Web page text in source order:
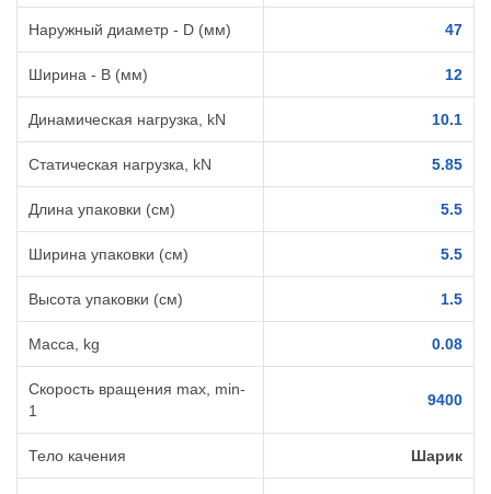
Наружный диаметр - D (мм) 47
Ширина - B (мм) 12
Динамическая нагрузка, kN 10.1
Статическая нагрузка, kN 5.85
Длина упаковки (см) 5.5
Ширина упаковки (см) 5.5
Высота упаковки (см) 1.5
Масса, kg 0.08
Cкорость вращения max, min-
1
9400
Тело качения Шарик